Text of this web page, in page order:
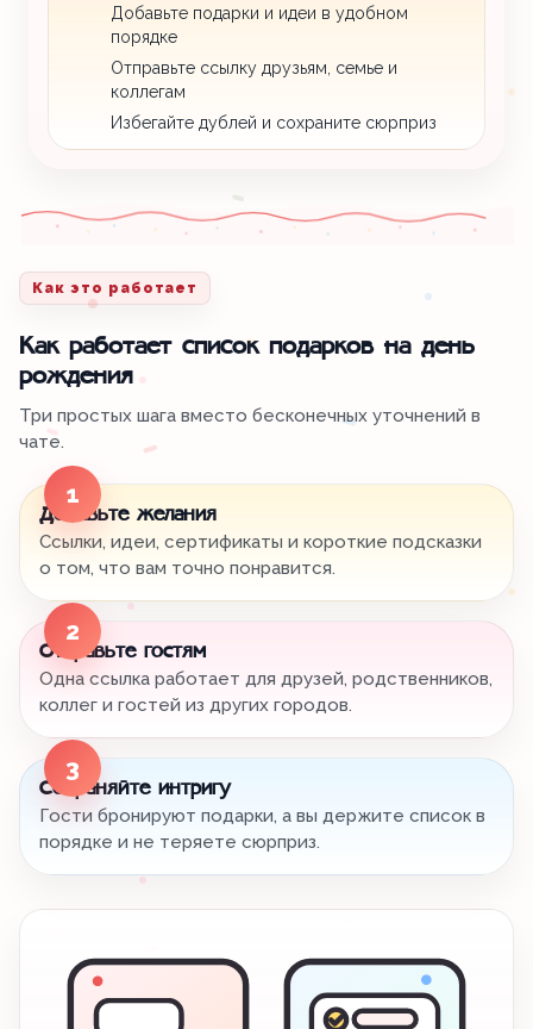
Добавьте подарки и идеи в удобном
порядке
Отправьте ссылку друзьям, семье и
коллегам
Избегайте дублей и сохраните сюрприз
Как это работает
Как работает список подарков на день
рождения
Три простых шага вместо бесконечных уточнений в
чате.
1
Добавьте желания
Ссылки, идеи, сертификаты и короткие подсказки
о том, что вам точно понравится.
2
Отправьте гостям
Одна ссылка работает для друзей, родственников,
коллег и гостей из других городов.
3
Сохраняйте интригу
Гости бронируют подарки, а вы держите список в
порядке и не теряете сюрприз.